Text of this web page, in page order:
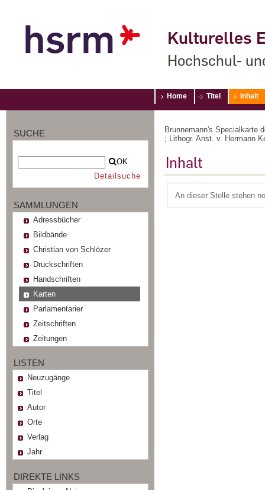
Kulturelles
Hochschul-
Home Titel Inhalt
SUCHE
OK
Detailsuche
SAMMLUNGEN
Adressbücher
Bildbände
Christian von Schlözer
Druckschriften
Handschriften
Karten
Parlamentarier
Zeitschriften
Zeitungen
LISTEN
Neuzugänge
Titel
Autor
Orte
Verlag
Jahr
DIREKTE LINKS
Brunnemann's Specialkarte
; Lithogr. Anst. v. Hermann
Inhalt
An dieser Stelle stehen